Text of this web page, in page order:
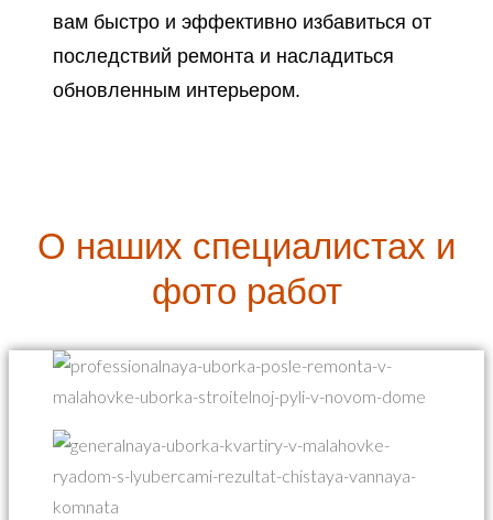
вам быстро и эффективно избавиться от
последствий ремонта и насладиться
обновленным интерьером.
О наших специалистах и
фото работ